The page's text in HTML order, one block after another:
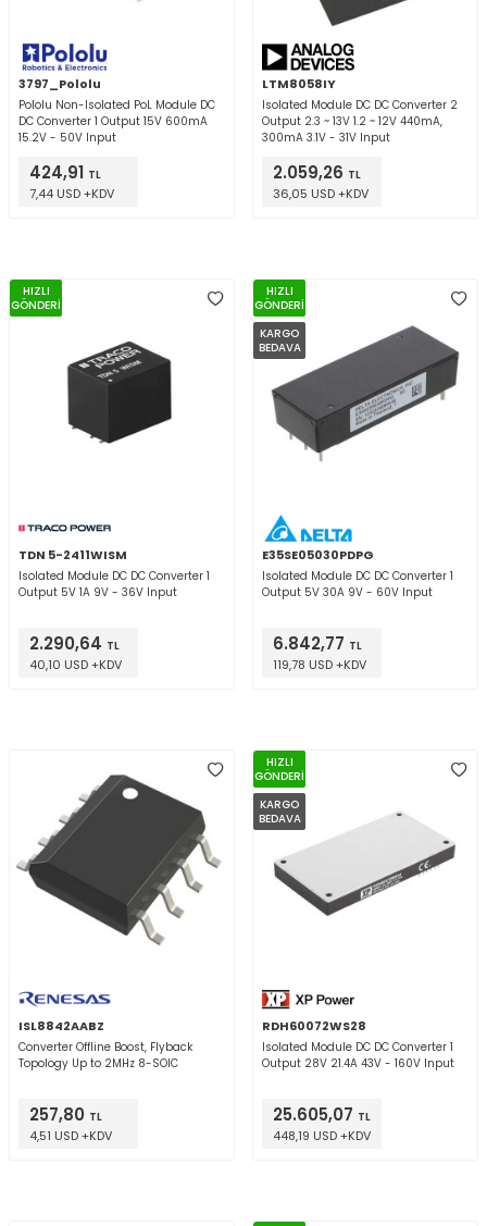
3797_Pololu
Pololu Non-Isolated PoL Module DC
DC Converter 1 Output 15V 600mA
15.2V - 50V Input
424,91 TL
7,44 USD +KDV
LTM8058IY
Isolated Module DC DC Converter 2
Output 2.3 ~ 13V 1.2 ~ 12V 440mA,
300mA 3.1V - 31V Input
2.059,26 TL
36,05 USD +KDV
HIZLI
GÖNDERİ
TDN 5-2411WISM
Isolated Module DC DC Converter 1
Output 5V 1A 9V - 36V Input
2.290,64 TL
40,10 USD +KDV
HIZLI
GÖNDERİ
KARGO
BEDAVA
E35SE05030PDPG
Isolated Module DC DC Converter 1
Output 5V 30A 9V - 60V Input
6.842,77 TL
119,78 USD +KDV
ISL8842AABZ
Converter Offline Boost, Flyback
Topology Up to 2MHz 8-SOIC
257,80 TL
4,51 USD +KDV
HIZLI
GÖNDERİ
KARGO
BEDAVA
RDH60072WS28
Isolated Module DC DC Converter 1
Output 28V 21.4A 43V - 160V Input
25.605,07 TL
448,19 USD +KDV